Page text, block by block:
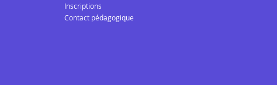
Inscriptions
Contact pédagogique